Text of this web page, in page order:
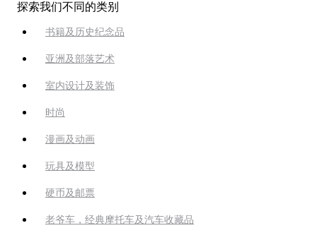
探索我们不同的类别
书籍及历史纪念品
亚洲及部落艺术
室内设计及装饰
时尚
漫画及动画
玩具及模型
硬币及邮票
老爷车，经典摩托车及汽车收藏品